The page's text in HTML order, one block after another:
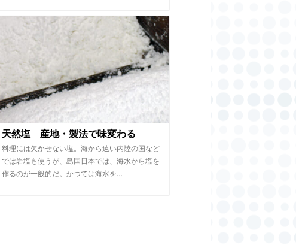
天然塩 産地・製法で味変わる
料理には欠かせない塩。海から遠い内陸の国など
では岩塩も使うが、島国日本では、海水から塩を
作るのが一般的だ。かつては海水を…